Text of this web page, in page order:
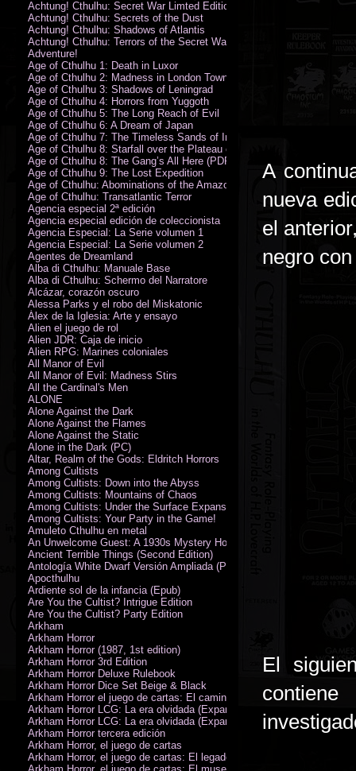
A
nueva
el
negro
El
Achtung! Cthulhu: Secret War Limted Edition Book
Achtung! Cthulhu: Secrets of the Dust
Achtung! Cthulhu: Shadows of Atlantis
Achtung! Cthulhu: Terrors of the Secret War
Adventure!
Age of Cthulhu 1: Death in Luxor
Age of Cthulhu 2: Madness in London Town
Age of Cthulhu 3: Shadows of Leningrad
Age of Cthulhu 4: Horrors from Yuggoth
Age of Cthulhu 5: The Long Reach of Evil
Age of Cthulhu 6: A Dream of Japan
Age of Cthulhu 7: The Timeless Sands of India
Age of Cthulhu 8: Starfall over the Plateau of Leng
Age of Cthulhu 8: The Gang’s All Here (PDF)
Age of Cthulhu 9: The Lost Expedition
Age of Cthulhu: Abominations of the Amazon
Age of Cthulhu: Transatlantic Terror
Agencia especial 2ª edición
Agencia especial edición de coleccionista
Agencia Especial: La Serie volumen 1
Agencia Especial: La Serie volumen 2
Agentes de Dreamland
Alba di Cthulhu: Manuale Base
Alba di Cthulhu: Schermo del Narratore
Alcázar, corazón oscuro
Alessa Parks y el robo del Miskatonic
Álex de la Iglesia: Arte y ensayo
Alien el juego de rol
Alien JDR: Caja de inicio
Alien RPG: Marines coloniales
All Manor of Evil
All Manor of Evil: Madness Stirs
All the Cardinal's Men
ALONE
Alone Against the Dark
Alone Against the Flames
Alone Against the Static
Alone in the Dark (PC)
Altar, Realm of the Gods: Eldritch Horrors
Among Cultists
Among Cultists: Down into the Abyss
Among Cultists: Mountains of Chaos
Among Cultists: Under the Surface Expansion
Among Cultists: Your Party in the Game!
Amuleto Cthulhu en metal
An Unwelcome Guest: A 1930s Mystery Horror Adventure RPG
Ancient Terrible Things (Second Edition)
Antología White Dwarf Versión Ampliada (PDF)
Apocthulhu
Ardiente sol de la infancia (Epub)
Are You the Cultist? Intrigue Edition
Are You the Cultist? Party Edition
Arkham
Arkham Horror
Arkham Horror (1987, 1st edition)
Arkham Horror 3rd Edition
Arkham Horror Deluxe Rulebook
Arkham Horror Dice Set Beige & Black
Arkham Horror el juego de cartas: El camino a Carcosa - Exp.
Arkham Horror LCG: La era olvidada (Expansión de campaña)
Arkham Horror LCG: La era olvidada (Expansión de investigadores)
Arkham Horror tercera edición
Arkham Horror, el juego de cartas
Arkham Horror, el juego de cartas: El legado de Dunwich expansión